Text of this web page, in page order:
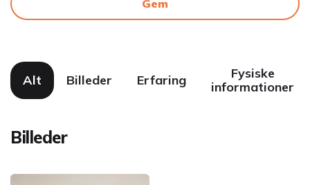
Gem
Alt Billeder Erfaring
Fysiske
informationer
Billeder